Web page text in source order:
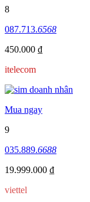
8
087.713.6568
450.000 ₫
itelecom
Mua ngay
9
035.889.6688
19.999.000 ₫
viettel